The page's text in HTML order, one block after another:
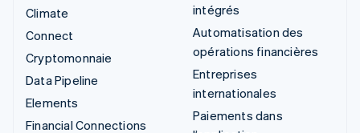
Climate
Connect
Cryptomonnaie
Data Pipeline
Elements
Financial Connections
intégrés
Automatisation des
opérations financières
Entreprises
internationales
Paiements dans